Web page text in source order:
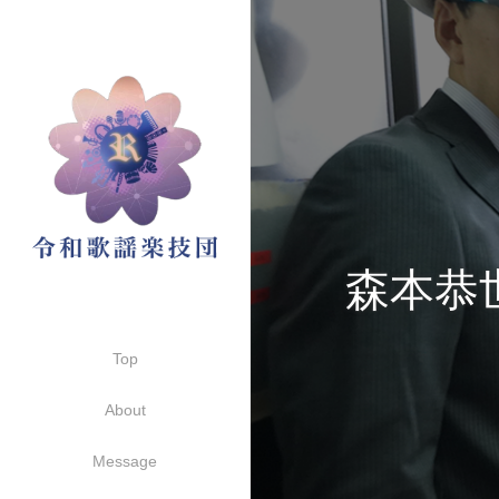
Top
About
Message
森本恭